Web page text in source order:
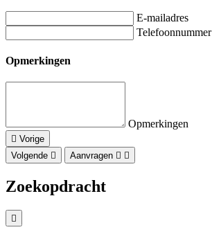
E-mailadres
Telefoonnummer
Opmerkingen
Opmerkingen
Vorige
Volgende
Aanvragen
Zoekopdracht